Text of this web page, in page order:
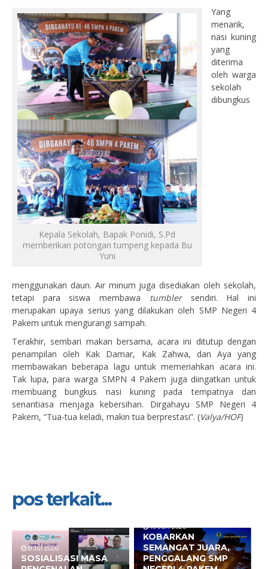
Kepala Sekolah, Bapak Ponidi, S.Pd
memberikan potongan tumpeng kepada Bu
Yuni
Yang
menarik,
nasi kuning
yang
diterima
oleh warga
sekolah
dibungkus
menggunakan daun. Air minum juga disediakan oleh sekolah,
tetapi para siswa membawa tumbler sendiri. Hal ini
merupakan upaya serius yang dilakukan oleh SMP Negeri 4
Pakem untuk mengurangi sampah.
Terakhir, sembari makan bersama, acara ini ditutup dengan
penampilan oleh Kak Damar, Kak Zahwa, dan Aya yang
membawakan beberapa lagu untuk memeriahkan acara ini.
Tak lupa, para warga SMPN 4 Pakem juga diingatkan untuk
membuang bungkus nasi kuning pada tempatnya dan
senantiasa menjaga kebersihan. Dirgahayu SMP Negeri 4
Pakem, “Tua-tua keladi, makin tua berprestasi”. (Valya/HOF)
pos terkait...
8 Jul 2026
SOSIALISASI MASA
19 Jun 2026
KOBARKAN
SEMANGAT JUARA,
PENGGALANG SMP